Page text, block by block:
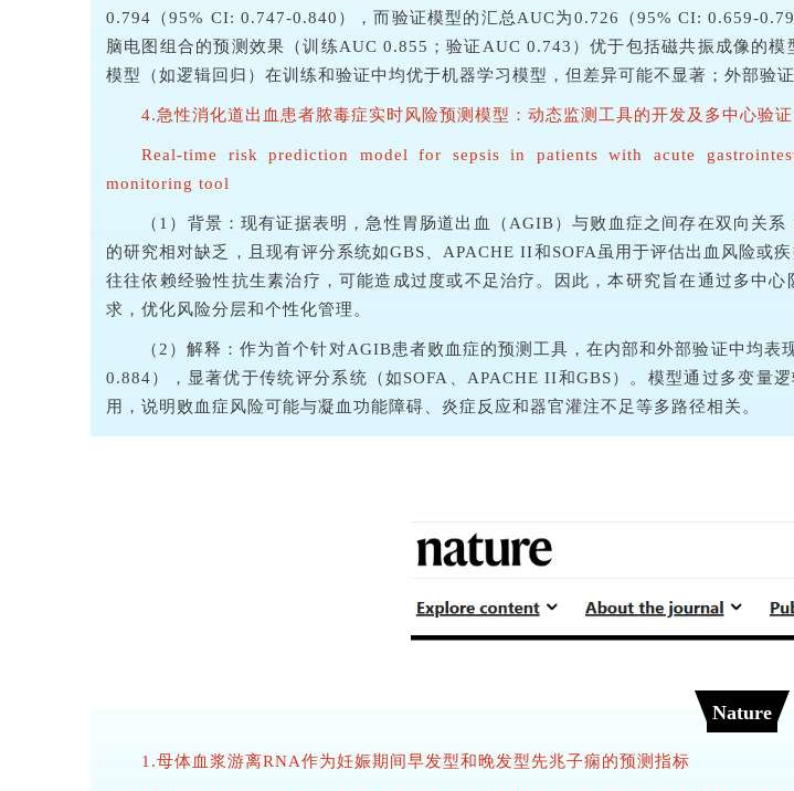
0.794（95% CI: 0.747-0.840），而验证模型的汇总AUC为0.726（95% CI: 0.659-
脑电图组合的预测效果（训练AUC 0.855；验证AUC 0.743）优于包括磁共振成像的
模型（如逻辑回归）在训练和验证中均优于机器学习模型，但差异可能不显著；外部验
4.急性消化道出血患者脓毒症实时风险预测模型：动态监测工具的开发及多中心验证
Real-time risk prediction model for sepsis in patients with acute
monitoring tool
（1）背景：现有证据表明，急性胃肠道出血（AGIB）与败血症之间存在双向关
的研究相对缺乏，且现有评分系统如GBS、APACHE II和SOFA虽用于评估出血风险或
往往依赖经验性抗生素治疗，可能造成过度或不足治疗。因此，本研究旨在通过多中
求，优化风险分层和个性化管理。
（2）解释：作为首个针对AGIB患者败血症的预测工具，在内部和外部验证中均
0.884），显著优于传统评分系统（如SOFA、APACHE II和GBS）。模型通过多变量
用，说明败血症风险可能与凝血功能障碍、炎症反应和器官灌注不足等多路径相关。
Nature
1.母体血浆游离RNA作为妊娠期间早发型和晚发型先兆子痫的预测指标